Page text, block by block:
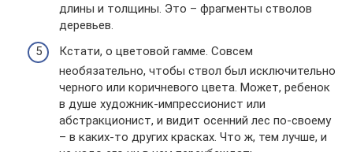
длины и толщины. Это – фрагменты стволов
деревьев.
Кстати, о цветовой гамме. Совсем
необязательно, чтобы ствол был исключительно
черного или коричневого цвета. Может, ребенок
в душе художник-импрессионист или
абстракционист, и видит осенний лес по-своему
– в каких-то других красках. Что ж, тем лучше, и